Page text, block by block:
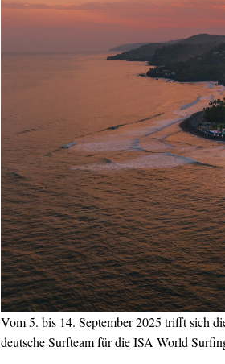
Vom 5. bis 14. September 2025 trifft sich
deutsche Surfteam für die ISA World